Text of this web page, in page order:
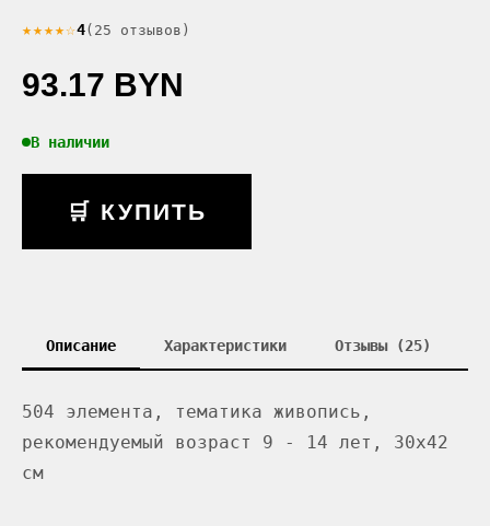
★★★★☆4(25 отзывов)
93.17 BYN
В наличии
🛒 КУПИТЬ
Описание Характеристики Отзывы (25)
504 элемента, тематика живопись,
рекомендуемый возраст 9 - 14 лет, 30х42
см